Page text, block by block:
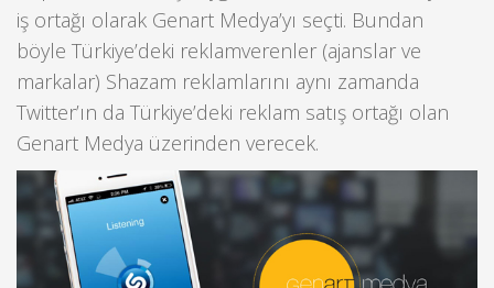
iş ortağı olarak Genart Medya’yı seçti. Bundan
böyle Türkiye’deki reklamverenler (ajanslar ve
markalar) Shazam reklamlarını aynı zamanda
Twitter’ın da Türkiye’deki reklam satış ortağı olan
Genart Medya üzerinden verecek.